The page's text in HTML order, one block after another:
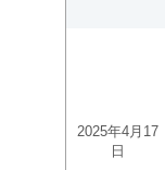
2025年4月17
日